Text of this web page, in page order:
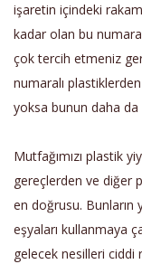
işaretin içindeki
kadar olan bu
çok tercih etmeniz
numaralı
yoksa bunun daha da
Mutfağımızı plastik
gereçlerden ve diğer
en doğrusu.
eşyaları kullanmaya
gelecek nesilleri ciddi